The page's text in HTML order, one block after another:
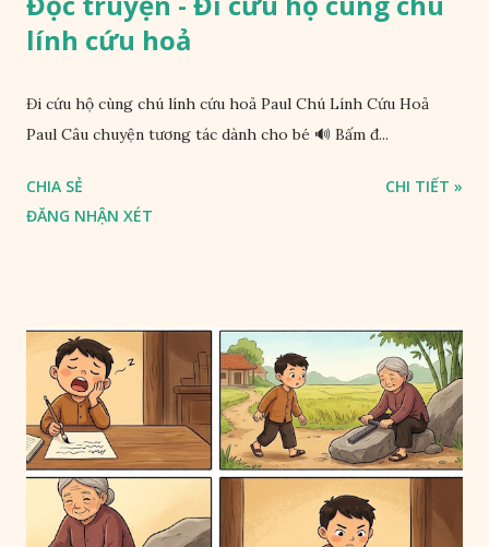
lính cứu hoả
Đi cứu hộ cùng chú lính cứu hoả Paul Chú Lính Cứu Hoả
Paul Câu chuyện tương tác dành cho bé 🔊 Bấm đ...
CHIA SẺ
ĐĂNG NHẬN XÉT
CHI TIẾT »